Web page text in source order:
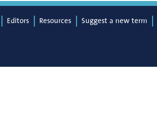
Editors Resources Suggest a new term